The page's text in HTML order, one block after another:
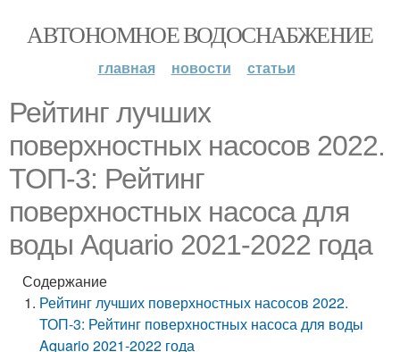
АВТОНОМНОЕ ВОДОСНАБЖЕНИЕ
главная новости статьи
Рейтинг лучших
поверхностных насосов 2022.
ТОП-3: Рейтинг
поверхностных насоса для
воды Aquario 2021-2022 года
Содержание
Рейтинг лучших поверхностных насосов 2022.
ТОП-3: Рейтинг поверхностных насоса для воды
Aquario 2021-2022 года